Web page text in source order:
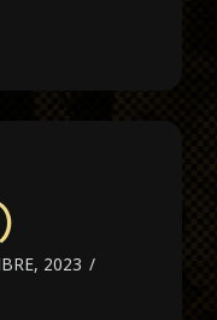
2023